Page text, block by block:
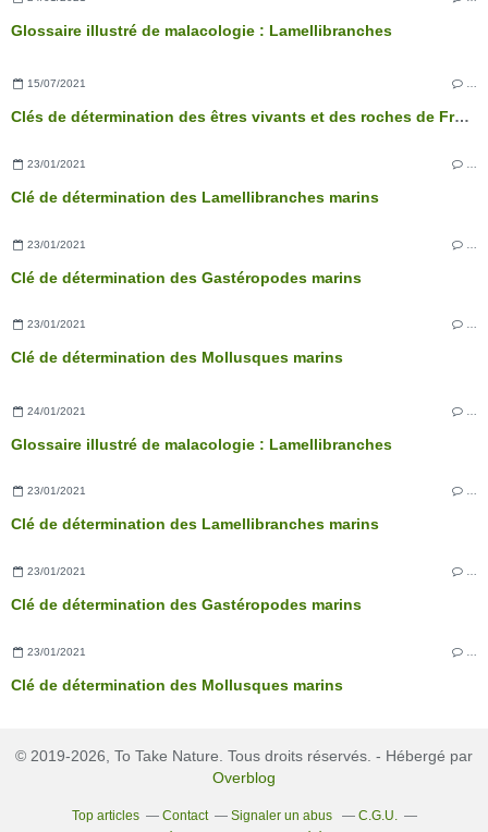
Glossaire illustré de malacologie : Lamellibranches
15/07/2021 …
Clés de détermination des êtres vivants et des roches de France - 3ème édition
23/01/2021
Clé de détermination des Lamellibranches marins
23/01/2021
Clé de détermination des Gastéropodes marins
23/01/2021
Clé de détermination des Mollusques marins
24/01/2021
Glossaire illustré de malacologie : Lamellibranches
23/01/2021 …
Clé de détermination des Lamellibranches marins
23/01/2021
Clé de détermination des Gastéropodes marins
23/01/2021
Clé de détermination des Mollusques marins
© 2019-2026, To Take Nature. Tous droits réservés. - Hébergé par
Overblog
Top articles Contact Signaler un abus
C.G.U.